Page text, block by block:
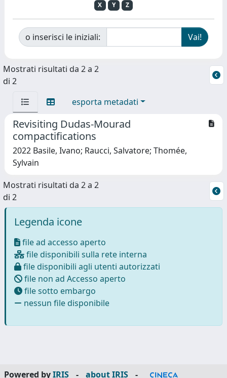
X
Y Z
o inserisci le iniziali:
Mostrati risultati da 2 a 2
di 2
esporta metadati
Revisiting Dudas-Mourad
compactifications
2022 Basile, Ivano; Raucci, Salvatore; Thomée,
Sylvain
Mostrati risultati da 2 a 2
di 2
Legenda icone
file ad accesso aperto
file disponibili sulla rete interna
file disponibili agli utenti autorizzati
file non ad Accesso aperto
file sotto embargo
nessun file disponibile
Powered byIRIS - about IRIS -